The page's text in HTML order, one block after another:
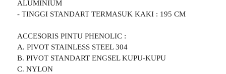
ALUMINIUM
- TINGGI STANDART TERMASUK KAKI : 195 CM
ACCESORIS PINTU PHENOLIC :
A. PIVOT STAINLESS STEEL 304
B. PIVOT STANDART ENGSEL KUPU-KUPU
C. NYLON